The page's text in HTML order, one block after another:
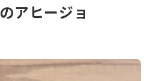
アヒージョ